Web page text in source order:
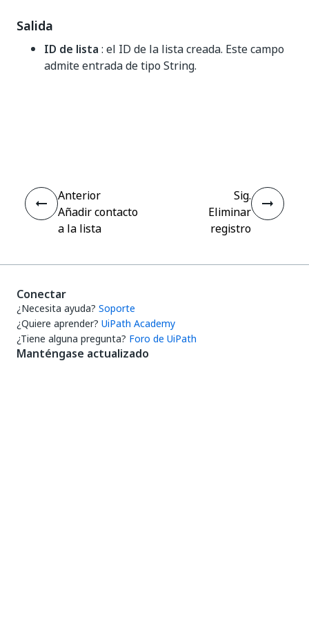
Salida
ID de lista : el ID de la lista creada. Este campo
admite entrada de tipo String.
Anterior
Añadir contacto
a la lista
Sig.
Eliminar
registro
Conectar
¿Necesita ayuda? Soporte
¿Quiere aprender? UiPath Academy
¿Tiene alguna pregunta? Foro de UiPath
Manténgase actualizado